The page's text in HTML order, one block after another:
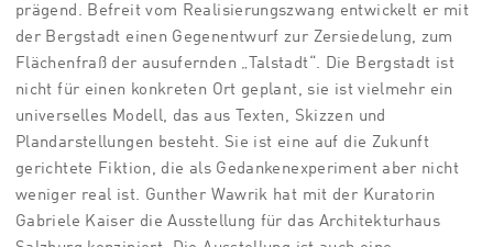
prägend. Befreit vom Realisierungszwang entwickelt er mit
der Bergstadt einen Gegenentwurf zur Zersiedelung, zum
Flächenfraß der ausufernden „Talstadt“. Die Bergstadt ist
nicht für einen konkreten Ort geplant, sie ist vielmehr ein
universelles Modell, das aus Texten, Skizzen und
Plandarstellungen besteht. Sie ist eine auf die Zukunft
gerichtete Fiktion, die als Gedankenexperiment aber nicht
weniger real ist. Gunther Wawrik hat mit der Kuratorin
Gabriele Kaiser die Ausstellung für das Architekturhaus